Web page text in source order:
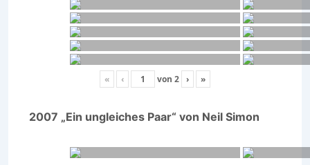
« ‹ von 2 › »
2007 „Ein ungleiches Paar“ von Neil Simon